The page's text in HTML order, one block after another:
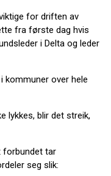
for driften av
fra første dag hvis
i Delta og leder
kommuner over hele
lykkes, blir det streik,
forbundet tar
seg slik: